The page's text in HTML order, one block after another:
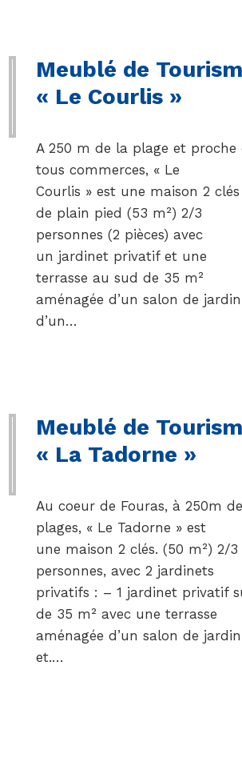
Meublé de
« Le Courlis »
A 250 m de la plage et proche
tous commerces, « Le
Courlis » est une maison 2 clés
de plain pied (53 m²) 2/3
personnes (2 pièces) avec
un jardinet privatif et une
terrasse au sud de 35 m²
aménagée d’un salon de
d’un…
Meublé de
« La Tadorne »
Au coeur de Fouras, à 250m
plages, « Le Tadorne » est
une maison 2 clés. (50 m²) 2/3
personnes, avec 2 jardinets
privatifs : – 1 jardinet privatif
de 35 m² avec une terrasse
aménagée d’un salon de jardin
et.…